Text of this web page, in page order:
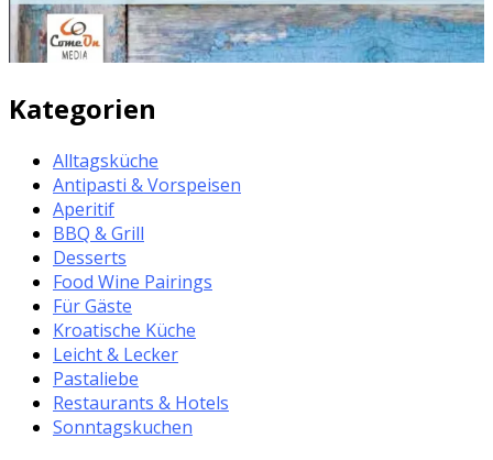
Kategorien
Alltagsküche
Antipasti & Vorspeisen
Aperitif
BBQ & Grill
Desserts
Food Wine Pairings
Für Gäste
Kroatische Küche
Leicht & Lecker
Pastaliebe
Restaurants & Hotels
Sonntagskuchen